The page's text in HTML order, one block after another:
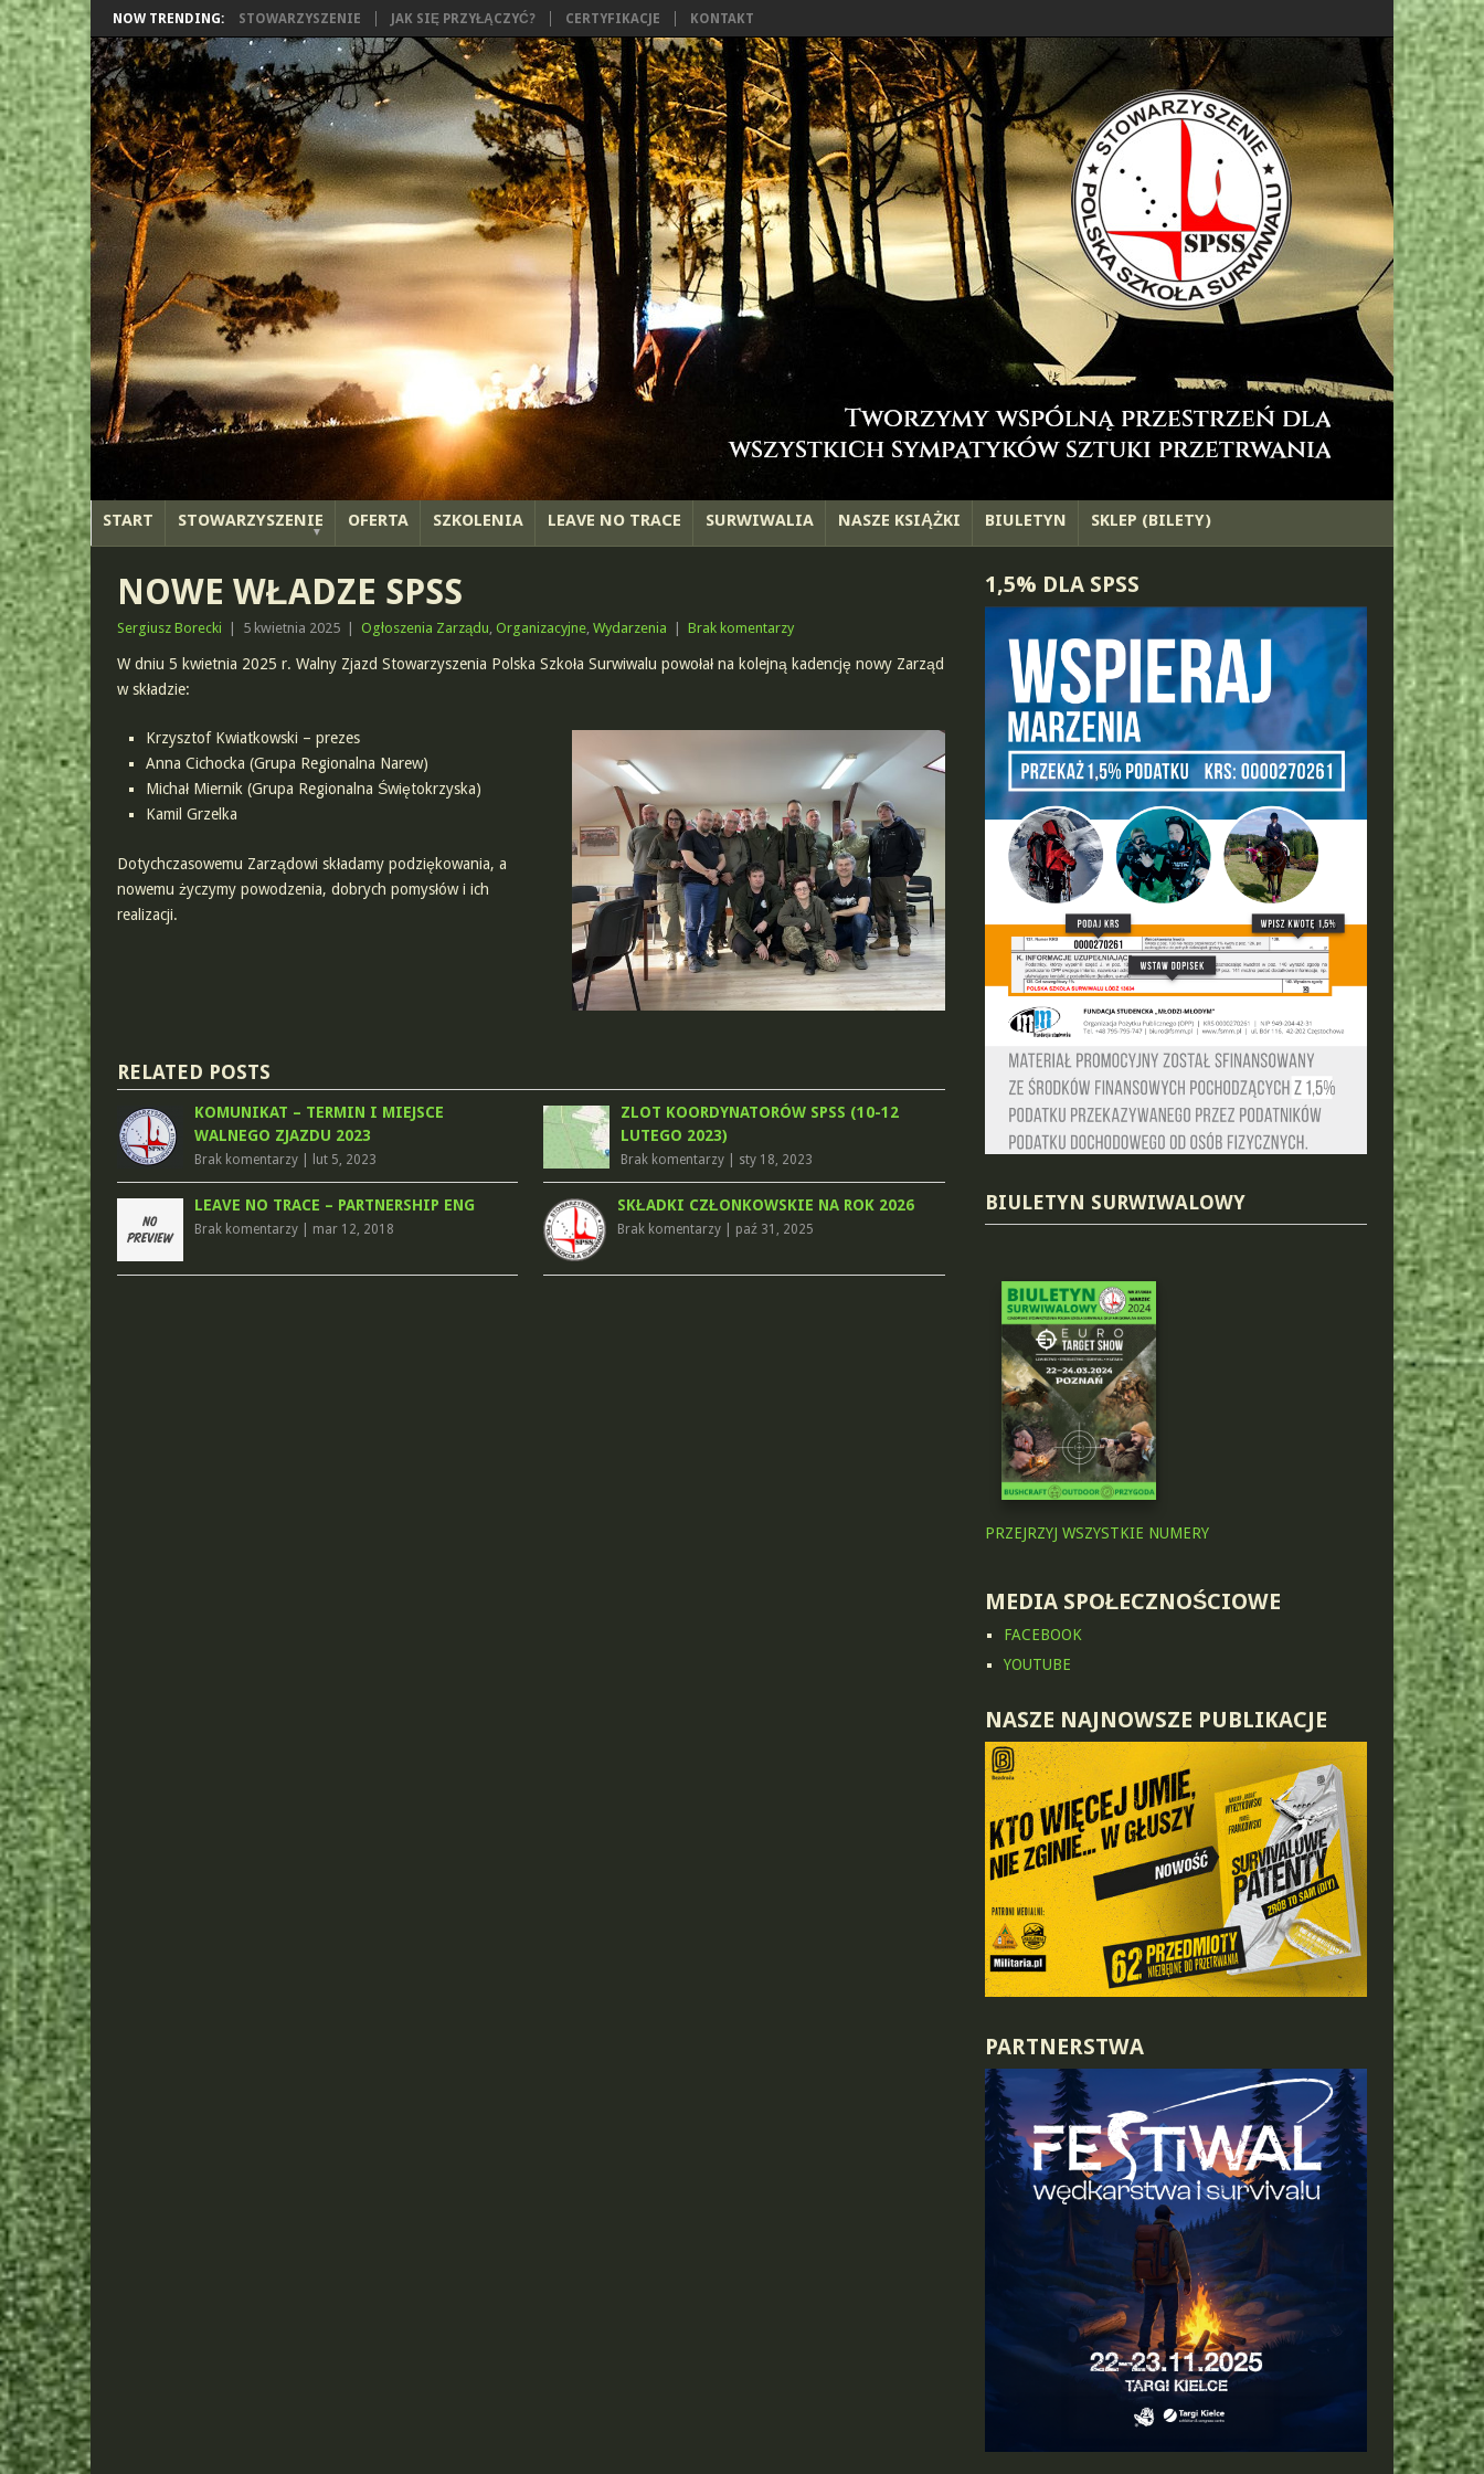
NOW TRENDING: STOWARZYSZENIE JAK SIĘ PRZYŁĄCZYĆ? CERTYFIKACJE KONTAKT
START STOWARZYSZENIE OFERTA SZKOLENIA LEAVE NO TRACE SURWIWALIA NASZE KSIĄŻKI BIULETYN SKLEP (BILETY)
NOWE WŁADZE SPSS
Sergiusz Borecki 5 kwietnia 2025 Ogłoszenia Zarządu, Organizacyjne, Wydarzenia Brak komentarzy
W dniu 5 kwietnia 2025 r. Walny Zjazd Stowarzyszenia Polska Szkoła Surwiwalu powołał na kolejną kadencję nowy Zarząd
w składzie:
Krzysztof Kwiatkowski – prezes
Anna Cichocka (Grupa Regionalna Narew)
Michał Miernik (Grupa Regionalna Świętokrzyska)
Kamil Grzelka
Dotychczasowemu Zarządowi składamy podziękowania, a
nowemu życzymy powodzenia, dobrych pomysłów i ich
realizacji.
RELATED POSTS
KOMUNIKAT – TERMIN I MIEJSCE
WALNEGO ZJAZDU 2023
Brak komentarzy| lut 5, 2023
ZLOT KOORDYNATORÓW SPSS (10-12
LUTEGO 2023)
Brak komentarzy| sty 18, 2023
LEAVE NO TRACE – PARTNERSHIP ENG
Brak komentarzy| mar 12, 2018
SKŁADKI CZŁONKOWSKIE NA ROK 2026
Brak komentarzy| paź 31, 2025
1,5% DLA SPSS
BIULETYN SURWIWALOWY
PRZEJRZYJ WSZYSTKIE NUMERY
MEDIA SPOŁECZNOŚCIOWE
FACEBOOK
YOUTUBE
NASZE NAJNOWSZE PUBLIKACJE
PARTNERSTWA